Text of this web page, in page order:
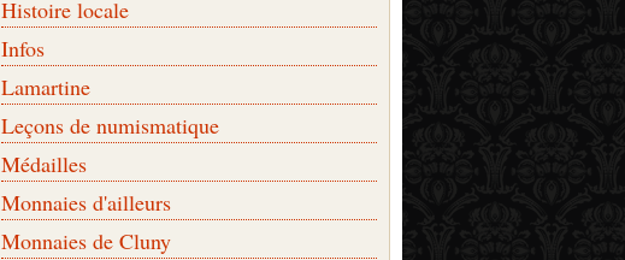
Histoire locale
Infos
Lamartine
Leçons de numismatique
Médailles
Monnaies d'ailleurs
Monnaies de Cluny